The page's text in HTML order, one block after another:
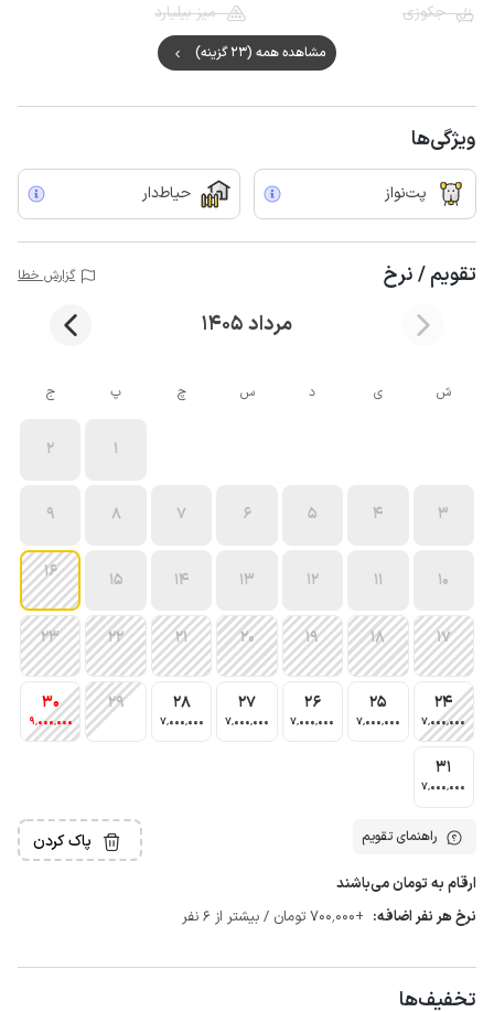
جکوزی
میز بیلیارد
مشاهده همه (23 گزینه)
ویژگی‌ها
پت‌نواز حیاط‌دار
تقویم / نرخ گزارش خطا
مرداد 1405
ش ی د س چ پ ج
1
2
3
4
5
6
7
8
9
10
11
12
13
14
15
16
17
18
19
20
21
22
23
24
7٬000٬000
25
7٬000٬000
26
7٬000٬000
27
7٬000٬000
28
7٬000٬000
29
30
9٬000٬000
31
7٬000٬000
راهنمای تقویم پاک کردن
ارقام به تومان می‌باشند
نرخ هر نفر اضافه: +700٬000 تومان / بیشتر از 6 نفر
تخفیف‌ها